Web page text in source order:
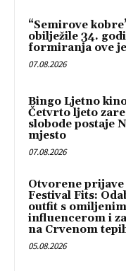
“Semirove
obilježile 34.
formiranja ove
07.08.2026
Bingo Ljetno
Četvrto ljeto
slobode postaje
mjesto
07.08.2026
Otvorene prijave
Festival Fits:
outfit s omiljenim
influencerom i
na Crvenom
05.08.2026